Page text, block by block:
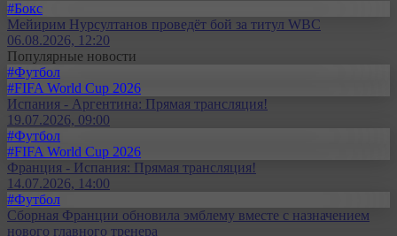
#Бокс
Мейирим Нурсултанов проведёт бой за титул WBC
06.08.2026, 12:20
Популярные новости
#Футбол
#FIFA World Cup 2026
Испания - Аргентина: Прямая трансляция!
19.07.2026, 09:00
#Футбол
#FIFA World Cup 2026
Франция - Испания: Прямая трансляция!
14.07.2026, 14:00
#Футбол
Сборная Франции обновила эмблему вместе с назначением
нового главного тренера